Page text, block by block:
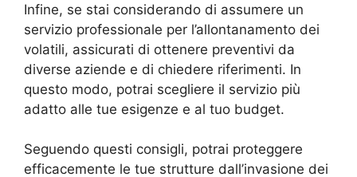
Infine, se stai considerando di assumere un
servizio professionale per l’allontanamento dei
volatili, assicurati di ottenere preventivi da
diverse aziende e di chiedere riferimenti. In
questo modo, potrai scegliere il servizio più
adatto alle tue esigenze e al tuo budget.
Seguendo questi consigli, potrai proteggere
efficacemente le tue strutture dall’invasione dei